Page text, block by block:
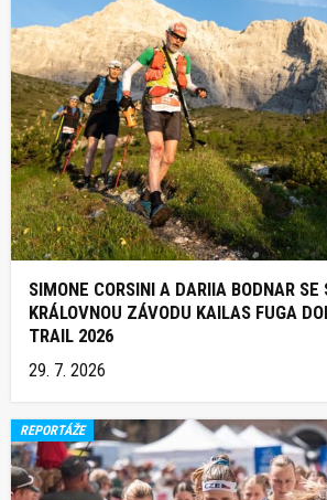
SIMONE CORSINI A DARIIA BODNAR
KRÁLOVNOU ZÁVODU KAILAS FUGA
TRAIL 2026
29. 7. 2026
REPORTÁŽE